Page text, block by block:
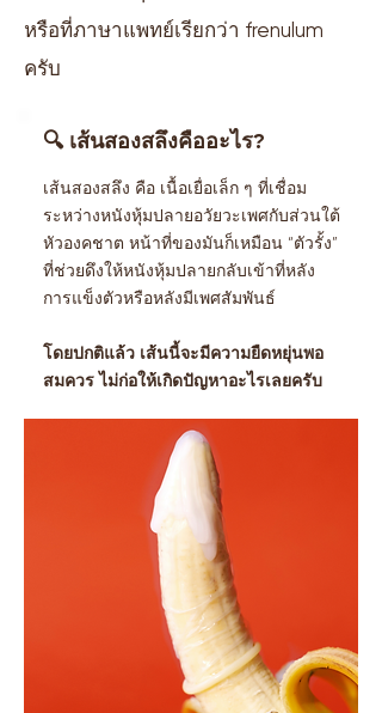
หรือที่ภาษาแพทย์เรียกว่า frenulum
ครับ
🔍 เส้นสองสลึงคืออะไร?
เส้นสองสลึง คือ เนื้อเยื่อเล็ก ๆ ที่เชื่อม
ระหว่างหนังหุ้มปลายอวัยวะเพศกับส่วนใต้
หัวองคชาต หน้าที่ของมันก็เหมือน “ตัวรั้ง”
ที่ช่วยดึงให้หนังหุ้มปลายกลับเข้าที่หลัง
การแข็งตัวหรือหลังมีเพศสัมพันธ์
โดยปกติแล้ว เส้นนี้จะมีความยืดหยุ่นพอ
สมควร ไม่ก่อให้เกิดปัญหาอะไรเลยครับ